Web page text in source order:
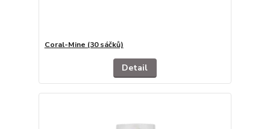
Coral-Mine (30 sáčků)
Detail